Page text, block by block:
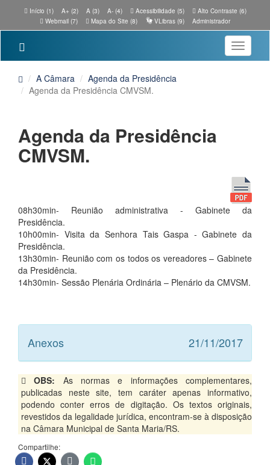
Início (1) A+ (2) A (3) A- (4) Acessibilidade (5)
Alto Contraste (6)
Webmail (7)
Mapa do Site (8) VLibras (9) Administrador
Toggle
A Câmara
Agenda da Presidência
Agenda da Presidência CMVSM.
Agenda da Presidência
CMVSM.
08h30min- Reunião administrativa - Gabinete da
Presidência.
10h00min- Visita da Senhora Tais Gaspa - Gabinete da
Presidência.
13h30min- Reunião com os todos os vereadores – Gabinete
da Presidência.
14h30min- Sessão Plenária Ordinária – Plenário da CMVSM.
Anexos 21/11/2017
OBS: As normas e informações complementares,
publicadas neste site, tem caráter apenas informativo,
podendo conter erros de digitação. Os textos originais,
revestidos da legalidade jurídica, encontram-se à disposição
na Câmara Municipal de Santa Maria/RS.
Compartilhe: